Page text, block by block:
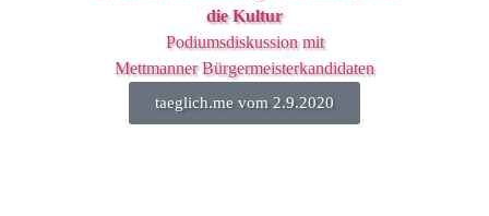
die Kultur
Podiumsdiskussion mit
Mettmanner Bürgermeisterkandidaten
taeglich.me vom 2.9.2020